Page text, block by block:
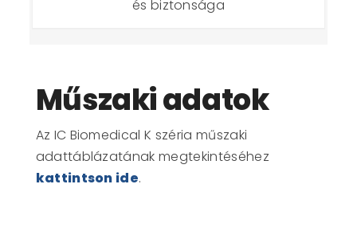
és biztonsága
Műszaki adatok
Az IC Biomedical K széria műszaki
adattáblázatának megtekintéséhez
kattintson ide.